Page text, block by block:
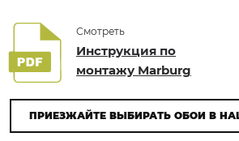
Смотреть
Инструкция по
монтажу Marburg
ПРИЕЗЖАЙТЕ ВЫБИРАТЬ ОБОИ В